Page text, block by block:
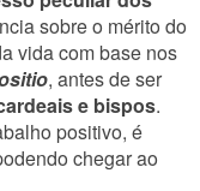
sobre o mérito do
vida com base nos
, antes de ser
e bispos.
positivo, é
chegar ao